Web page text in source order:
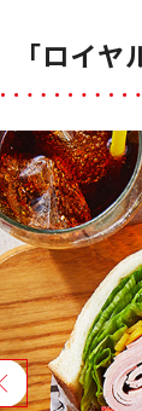
「ロイ